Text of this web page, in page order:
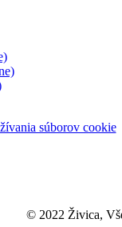
súborov cookie
© 2022 Živica,